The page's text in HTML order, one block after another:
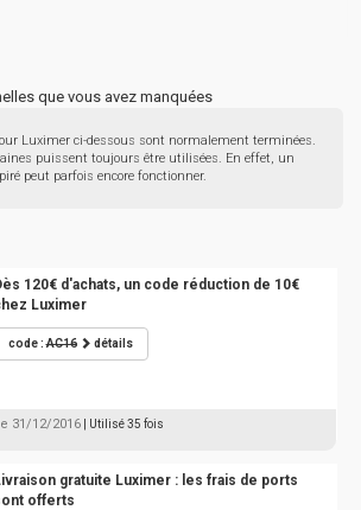
que vous avez manquées
Luximer ci-dessous sont normalement terminées.
puissent toujours être utilisées. En effet, un
peut parfois encore fonctionner.
120€ d'achats, un code réduction de 10€
Luximer
code :AC16 détails
31/12/2016 | Utilisé 35 fois
gratuite Luximer : les frais de ports
offerts